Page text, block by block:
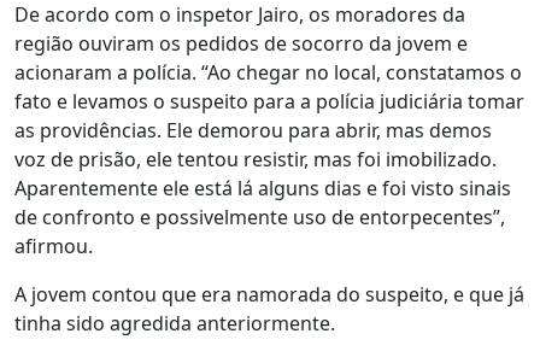
De acordo com o inspetor Jairo, os moradores da
região ouviram os pedidos de socorro da jovem e
acionaram a polícia. “Ao chegar no local, constatamos o
fato e levamos o suspeito para a polícia judiciária tomar
as providências. Ele demorou para abrir, mas demos
voz de prisão, ele tentou resistir, mas foi imobilizado.
Aparentemente ele está lá alguns dias e foi visto sinais
de confronto e possivelmente uso de entorpecentes”,
afirmou.
A jovem contou que era namorada do suspeito, e que já
tinha sido agredida anteriormente.